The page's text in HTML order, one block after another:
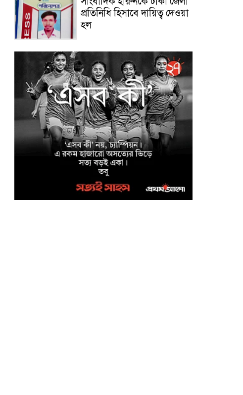
প্রতিনিধি হিসাবে দায়িত্ব দেওয়া
হল
বিশ্ব বাঘ দিবস উপলক্ষে
বুড়িগোয়ালিনীতে লির্ডাসের
আয়োজনে আলোচনা সভা
অনুষ্ঠিত
সাইবার ক্রাইম ইনভেস্টিগেশন
সেল, উদ্যোগে উদ্ধারকৃত
আইফোন সহ ৩৫টি মোবাইল
ফোন ও বিকাশ প্রতারণার
৫০,০০০/- হস্তান্তর
মাগুরা জেলা পুলিশ সুপারের
উদ্যোগে ফরিদপুর জেলার
কামারখালী টোল প্লাজা এলাকা